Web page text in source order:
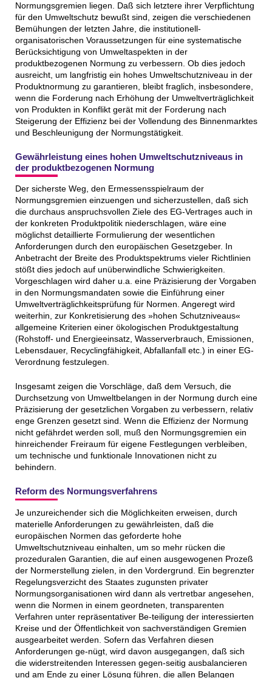
Normungsgremien liegen. Daß sich letztere ihrer Verpflichtung
für den Umweltschutz bewußt sind, zeigen die verschiedenen
Bemühungen der letzten Jahre, die institutionell-
organisatorischen Voraussetzungen für eine systematische
Berücksichtigung von Umweltaspekten in der
produktbezogenen Normung zu verbessern. Ob dies jedoch
ausreicht, um langfristig ein hohes Umweltschutzniveau in der
Produktnormung zu garantieren, bleibt fraglich, insbesondere,
wenn die Forderung nach Erhöhung der Umweltverträglichkeit
von Produkten in Konflikt gerät mit der Forderung nach
Steigerung der Effizienz bei der Vollendung des Binnenmarktes
und Beschleunigung der Normungstätigkeit.
Gewährleistung eines hohen Umweltschutzniveaus in
der produktbezogenen Normung
Der sicherste Weg, den Ermessensspielraum der
Normungsgremien einzuengen und sicherzustellen, daß sich
die durchaus anspruchsvollen Ziele des EG-Vertrages auch in
der konkreten Produktpolitik niederschlagen, wäre eine
möglichst detaillierte Formulierung der wesentlichen
Anforderungen durch den europäischen Gesetzgeber. In
Anbetracht der Breite des Produktspektrums vieler Richtlinien
stößt dies jedoch auf unüberwindliche Schwierigkeiten.
Vorgeschlagen wird daher u.a. eine Präzisierung der Vorgaben
in den Normungsmandaten sowie die Einführung einer
Umweltverträglichkeitsprüfung für Normen. Angeregt wird
weiterhin, zur Konkretisierung des »hohen Schutzniveaus«
allgemeine Kriterien einer ökologischen Produktgestaltung
(Rohstoff- und Energieeinsatz, Wasserverbrauch, Emissionen,
Lebensdauer, Recyclingfähigkeit, Abfallanfall etc.) in einer EG-
Verordnung festzulegen.
Insgesamt zeigen die Vorschläge, daß dem Versuch, die
Durchsetzung von Umweltbelangen in der Normung durch eine
Präzisierung der gesetzlichen Vorgaben zu verbessern, relativ
enge Grenzen gesetzt sind. Wenn die Effizienz der Normung
nicht gefährdet werden soll, muß den Normungsgremien ein
hinreichender Freiraum für eigene Festlegungen verbleiben,
um technische und funktionale Innovationen nicht zu
behindern.
Reform des Normungsverfahrens
Je unzureichender sich die Möglichkeiten erweisen, durch
materielle Anforderungen zu gewährleisten, daß die
europäischen Normen das geforderte hohe
Umweltschutzniveau einhalten, um so mehr rücken die
prozeduralen Garantien, die auf einen ausgewogenen Prozeß
der Normerstellung zielen, in den Vordergrund. Ein begrenzter
Regelungsverzicht des Staates zugunsten privater
Normungsorganisationen wird dann als vertretbar angesehen,
wenn die Normen in einem geordneten, transparenten
Verfahren unter repräsentativer Be-teiligung der interessierten
Kreise und der Öffentlichkeit von sachverständigen Gremien
ausgearbeitet werden. Sofern das Verfahren diesen
Anforderungen ge-nügt, wird davon ausgegangen, daß sich
die widerstreitenden Interessen gegen-seitig ausbalancieren
und am Ende zu einer Lösung führen, die allen Belangen